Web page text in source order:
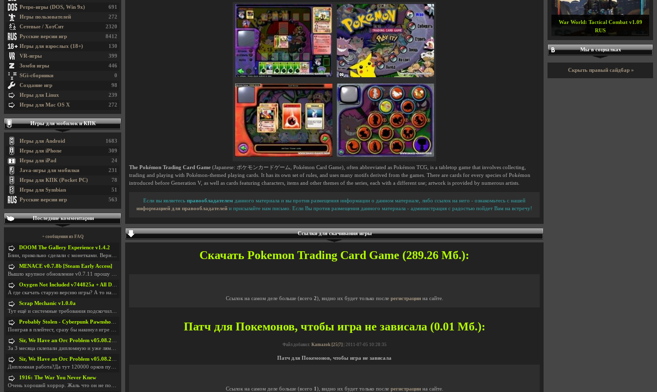
The Pokémon Trading Card Game (Japanese: ポケモンカードゲーム, Pokémon Card Game), often abbreviated as Pokémon TCG, is a tabletop game that involves collecting,
trading and playing with Pokémon-themed playing cards. It has its own set of rules, and uses many motifs derived from the games. There are cards for every species of Pokémon
introduced before Generation V, as well as cards featuring characters, items and other themes of the series, each with a different use; artwork is provided by numerous artists.
Если вы являетесь правообладателем данного материала и вы против размещения информации о данном материале, либо ссылок на него - ознакомьтесь с нашей
информацией для правообладателей и присылайте нам письмо. Если Вы против размещения данного материала - администрация с радостью пойдет Вам на встречу!
Ссылки для скачивания игры
Скачать Pokemon Trading Card Game (289.26 Мб.):
Ссылок на самом деле больше (всего 2), видно их будет только после регистрациина сайте.
Патч для Покемонов, чтобы игра не зависала (0.01 Мб.):
Файл добавил: Kamazok [25|7] | 2011-07-05 10:28:35
Патч для Покемонов, чтобы игра не зависала
Ссылок на самом деле больше (всего 1 ), видно их будет только после регистрациина сайте.
691
Ретро-игры (DOS, Win 9x)
272
Игры пользователей
2320
Сетевые / ХотСит
8412
Русские версии игр
130
Игры для взрослых (18+)
399
VR-игры
446
Зомби игры
0
SGi-сборники
98
Создание игр
239
Игры для Linux
272
Игры для Mac OS X
Игры для мобилок и КПК
1683
Игры для Android
309
Игры для iPhone
24
Игры для iPad
231
Java-игры для мобилки
78
Игры для КПК (Pocket PC)
51
Игры для Symbian
563
Русские версии игр
Последние комментарии
+ сообщения из FAQ
DOOM The Gallery Experience v1.4.2
Блин, прикольно сделали с монетками. Вернулся в св
MENACE v0.7.8b [Steam Early Access]
Вышло крупное обновление v0.7.11 прошу обновить
Oxygen Not Included v744825a + All DLC
А где скачать старую версию игры? А то на новой но
Scrap Mechanic v1.0.0a
Тут ещё и системные требования подскочили. Если не
Probably Stolen - Cyberpunk Pawnshop Simulator v048c [Playtest]
Поиграв в плейтест, сразу бы накинул игре наивысши
Sir, We Have an Orc Problem v05.08.2026
За 3 месяца склепали дипломную и уже лям двести ба
Sir, We Have an Orc Problem v05.08.2026
Дипломная работа?Да тут 120000 орков путь выбирают
1916: The War You Never Knew
Очень хороший хоррор. Жаль что он не получил должн
War World: Tactical Combat v1.09
RUS
Мы в социалках
Скрыть правый сайдбар »